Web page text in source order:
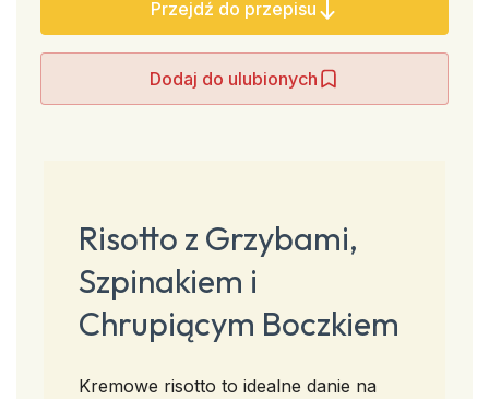
Przejdź do przepisu
Dodaj do ulubionych
Risotto z Grzybami,
Szpinakiem i
Chrupiącym Boczkiem
Kremowe risotto to idealne danie na